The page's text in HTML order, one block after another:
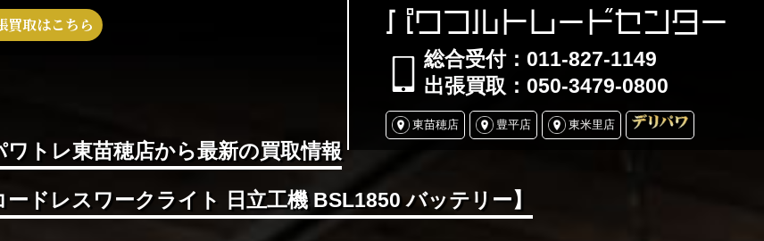
パワフルトレードセンター
総合受付：011-827-1149
出張買取：050-3479-0800
東苗穂店 豊平店 東米里店
買取はこちら
ワトレ東苗穂店から最新の買取情報
ードレスワークライト 日立工機 BSL1850 バッテリー】